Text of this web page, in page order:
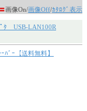
〓画像On/画像Off/ｶﾀﾛｸﾞ表示
ﾟﾀ USB-LAN100R
ﾞｰ【送料無料】